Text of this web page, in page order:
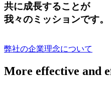
共に成長することが
我々のミッションです。
弊社の企業理念について
More effective and